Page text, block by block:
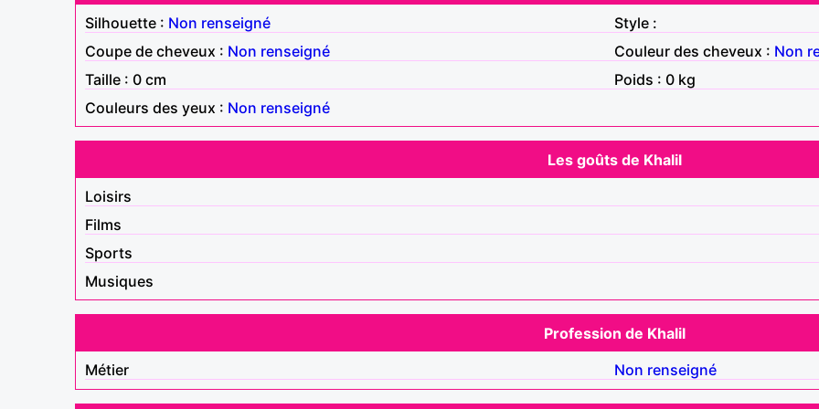
Silhouette : Non renseigné
Style :
Coupe de cheveux : Non renseigné Couleur des cheveux : Non
Taille : 0 cm
Poids : 0 kg
Couleurs des yeux : Non renseigné
Les goûts de Khalil
Loisirs
Films
Sports
Musiques
Profession de Khalil
Métier
Non renseigné